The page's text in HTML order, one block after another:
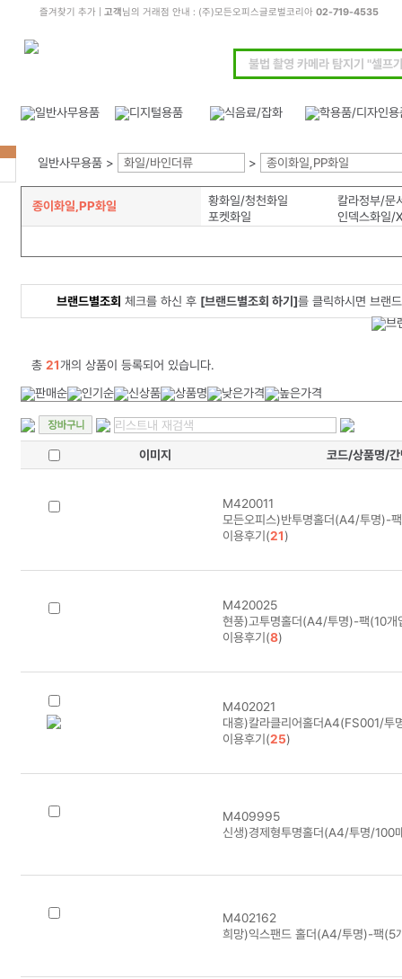
즐겨찾기 추가| 고객님의 거래점 안내 : (주)모든오피스글로벌코리아 02-719-4535
일반사무용품 > 화일/바인더류 > 종이화일,PP화일
종이화일,PP화일
황화일/청천화일
포켓화일
인덱스화일/
브랜드별조회 체크를 하신 후 [브랜드별조회 하기]를 클릭하시면 브랜
총 21개의 상품이 등록되어 있습니다.
이미지 코드/상품명/간
M420011
모든오피스)반투명홀더(A4/투명)-
이용후기(21)
M420025
현풍)고투명홀더(A4/투명)-팩(10개
이용후기(8)
M402021
대흥)칼라클리어홀더A4(FS001/투
이용후기(25)
M409995
신생)경제형투명홀더(A4/투명/100
M402162
희망)익스팬드 홀더(A4/투명)-팩(5